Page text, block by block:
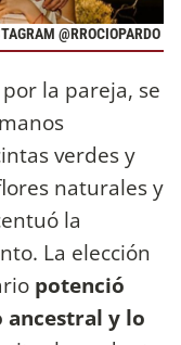
@RROCIOPARDO
la pareja, se
verdes y
naturales y
la
La elección
potenció
ancestral y lo